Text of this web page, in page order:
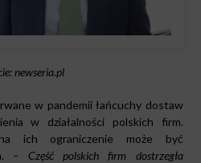
newseria.pl
w pandemii łańcuchy dostaw
w działalności polskich firm.
ich ograniczenie może być
– Część polskich firm dostrzegła